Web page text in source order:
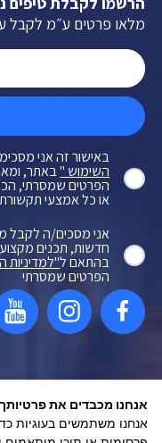
מלאו פרטים ע״מ לקבל
באישור זה אני
השימוש "באתר,
או כל אמצעי
אני מסכים/ה לקבל
חדשות, תכנים
בהתאם ל"למדיניות
הפרטים שמסרתי
שיווק
אנחנו מכבדים את פרטיותך
אנחנו משתמשים בעוגיות